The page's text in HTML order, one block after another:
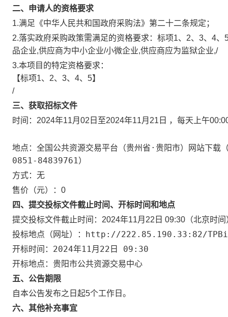
二、申请人的资格要求
1.满足《中华人民共和国政府采购法》第二十二条规定；
2.落实政府采购政策需满足的资格要求： 标项1、2、3、4、
品企业,供应商为中小企业/小微企业,供应商应为监狱企业,/
3.本项目的特定资格要求：
【标项1、2、3、4、5】
/
三、获取招标文件
时间： 2024年11月02日 至2024年11月21日 ，每天上午
地点： 全国公共资源交易平台（贵州省·贵阳市）网站下
0851-84839761）
方式： 无
售价（元）： 0
四、提交投标文件截止时间、开标时间和地点
提交投标文件截止时间： 2024年11月22日 09:30 （北京时
投标地点（网址）： http://222.85.190.33:82/
开标时间： 2024年11月22日 09:30
开标地点： 贵阳市公共资源交易中心
五、公告期限
自本公告发布之日起5个工作日。
六、其他补充事宜